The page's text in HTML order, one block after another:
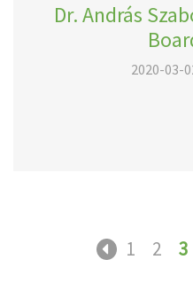
Dr. András
2020-03-
1 2 3